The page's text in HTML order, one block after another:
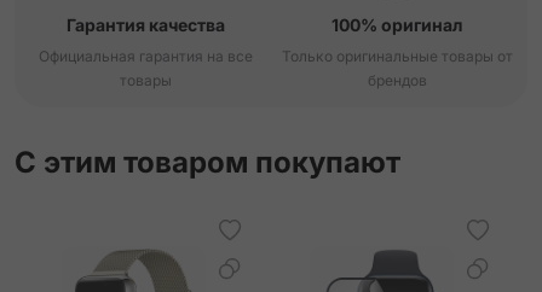
Гарантия качества
Официальная гарантия на все
товары
100% оригинал
Только оригинальные товары от
брендов
С этим товаром покупают